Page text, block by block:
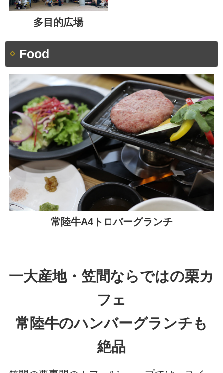
多目的広場
Food
常陸牛A4トロバーグランチ
一大産地・笠間ならではの栗カ
フェ
常陸牛のハンバーグランチも
絶品